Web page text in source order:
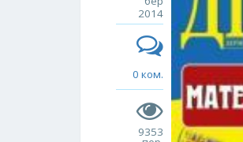
2014
0 ком.
9353